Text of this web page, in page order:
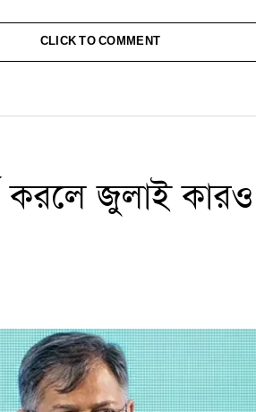
CLICK TO COMMENT
করলে জুলাই